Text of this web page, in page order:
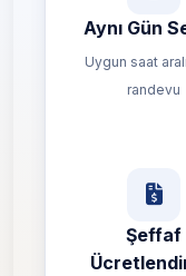
Aynı Gün
Uygun saat
randevu
Şeffaf